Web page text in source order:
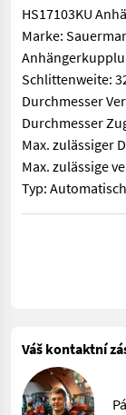
HS17103KU
Marke:
Schlittenweite:
Durchmesser
Durchmesser
Max. zulässiger
Max. zulässige
Typ:
HS17103KU
Váš kontaktní